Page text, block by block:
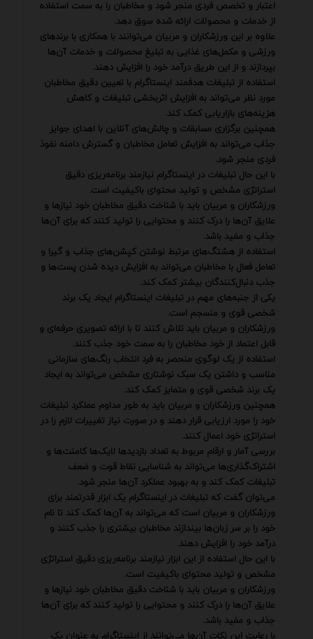
اعتبار و تخصص فردی منجر شود و مخاطبان را به سمت استفاده
از خدمات و محصولات ارائه شده سوق دهد.
علاوه بر این ورزشکاران و مربیان می‌توانند با همکاری با برندهای
ورزشی و مکمل‌های غذایی به تبلیغ محصولات و خدمات آن‌ها
بپردازند و از این طریق درآمد خود را افزایش دهند.
استفاده از تبلیغات هدفمند اینستاگرام با تعیین دقیق مخاطبان
مورد نظر می‌تواند به افزایش اثربخشی تبلیغات و کاهش
هزینه‌های بازاریابی کمک کند.
همچنین برگزاری مسابقات و چالش‌های آنلاین با اهدای جوایز
جذاب می‌تواند به افزایش تعامل مخاطبان و گسترش دامنه نفوذ
فردی منجر شود.
با این حال تبلیغات در اینستاگرام نیازمند برنامه‌ریزی دقیق
استراتژی مشخص و تولید محتوای باکیفیت است.
ورزشکاران و مربیان باید با شناخت دقیق مخاطبان خود نیازها و
علایق آن‌ها را درک کنند و محتوایی را تولید کنند که برای آن‌ها
جذاب و مفید باشد.
استفاده از هشتگ‌های مرتبط نوشتن کپشن‌های جذاب و گیرا و
تعامل فعال با مخاطبان می‌تواند به افزایش دیده شدن پست‌ها و
جذب دنبال‌کنندگان بیشتر کمک کند.
یکی از جنبه‌های مهم در تبلیغات اینستاگرام ایجاد یک برند
شخصی قوی و منسجم است.
ورزشکاران و مربیان باید تلاش کنند تا با ارائه تصویری حرفه‌ای و
قابل اعتماد از خود مخاطبان را به سمت خود جذب کنند.
استفاده از یک لوگوی منحصر به فرد انتخاب رنگ‌های سازمانی
مناسب و داشتن یک سبک نوشتاری مشخص می‌تواند به ایجاد
یک برند شخصی قوی و متمایز کمک کند.
همچنین ورزشکاران و مربیان باید به طور مداوم عملکرد تبلیغات
خود را مورد ارزیابی قرار دهند و در صورت نیاز تغییرات لازم را در
استراتژی خود اعمال کنند.
بررسی آمار و ارقام مربوط به تعداد بازدیدها لایک‌ها کامنت‌ها و
اشتراک‌گذاری‌ها می‌تواند به شناسایی نقاط قوت و ضعف
تبلیغات کمک کند و به بهبود عملکرد آن‌ها منجر شود.
می‌توان گفت که تبلیغات در اینستاگرام یک ابزار قدرتمند برای
ورزشکاران و مربیان است که می‌تواند به آن‌ها کمک کند تا نام
خود را بر سر زبان‌ها بیندازند مخاطبان بیشتری را جذب کنند و
درآمد خود را افزایش دهند.
با این حال استفاده از این ابزار نیازمند برنامه‌ریزی دقیق استراتژی
مشخص و تولید محتوای باکیفیت است.
ورزشکاران و مربیان باید با شناخت دقیق مخاطبان خود نیازها و
علایق آن‌ها را درک کنند و محتوایی را تولید کنند که برای آن‌ها
جذاب و مفید باشد.
با رعایت این نکات آن‌ها می‌توانند از اینستاگرام به عنوان یک